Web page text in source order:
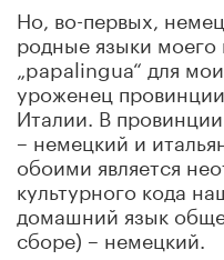
Но, во-первых,
родные языки
„papalingua“ для
уроженец
Италии. В
– немецкий и
обоими является
культурного кода
домашний язык
сборе) – немецкий.